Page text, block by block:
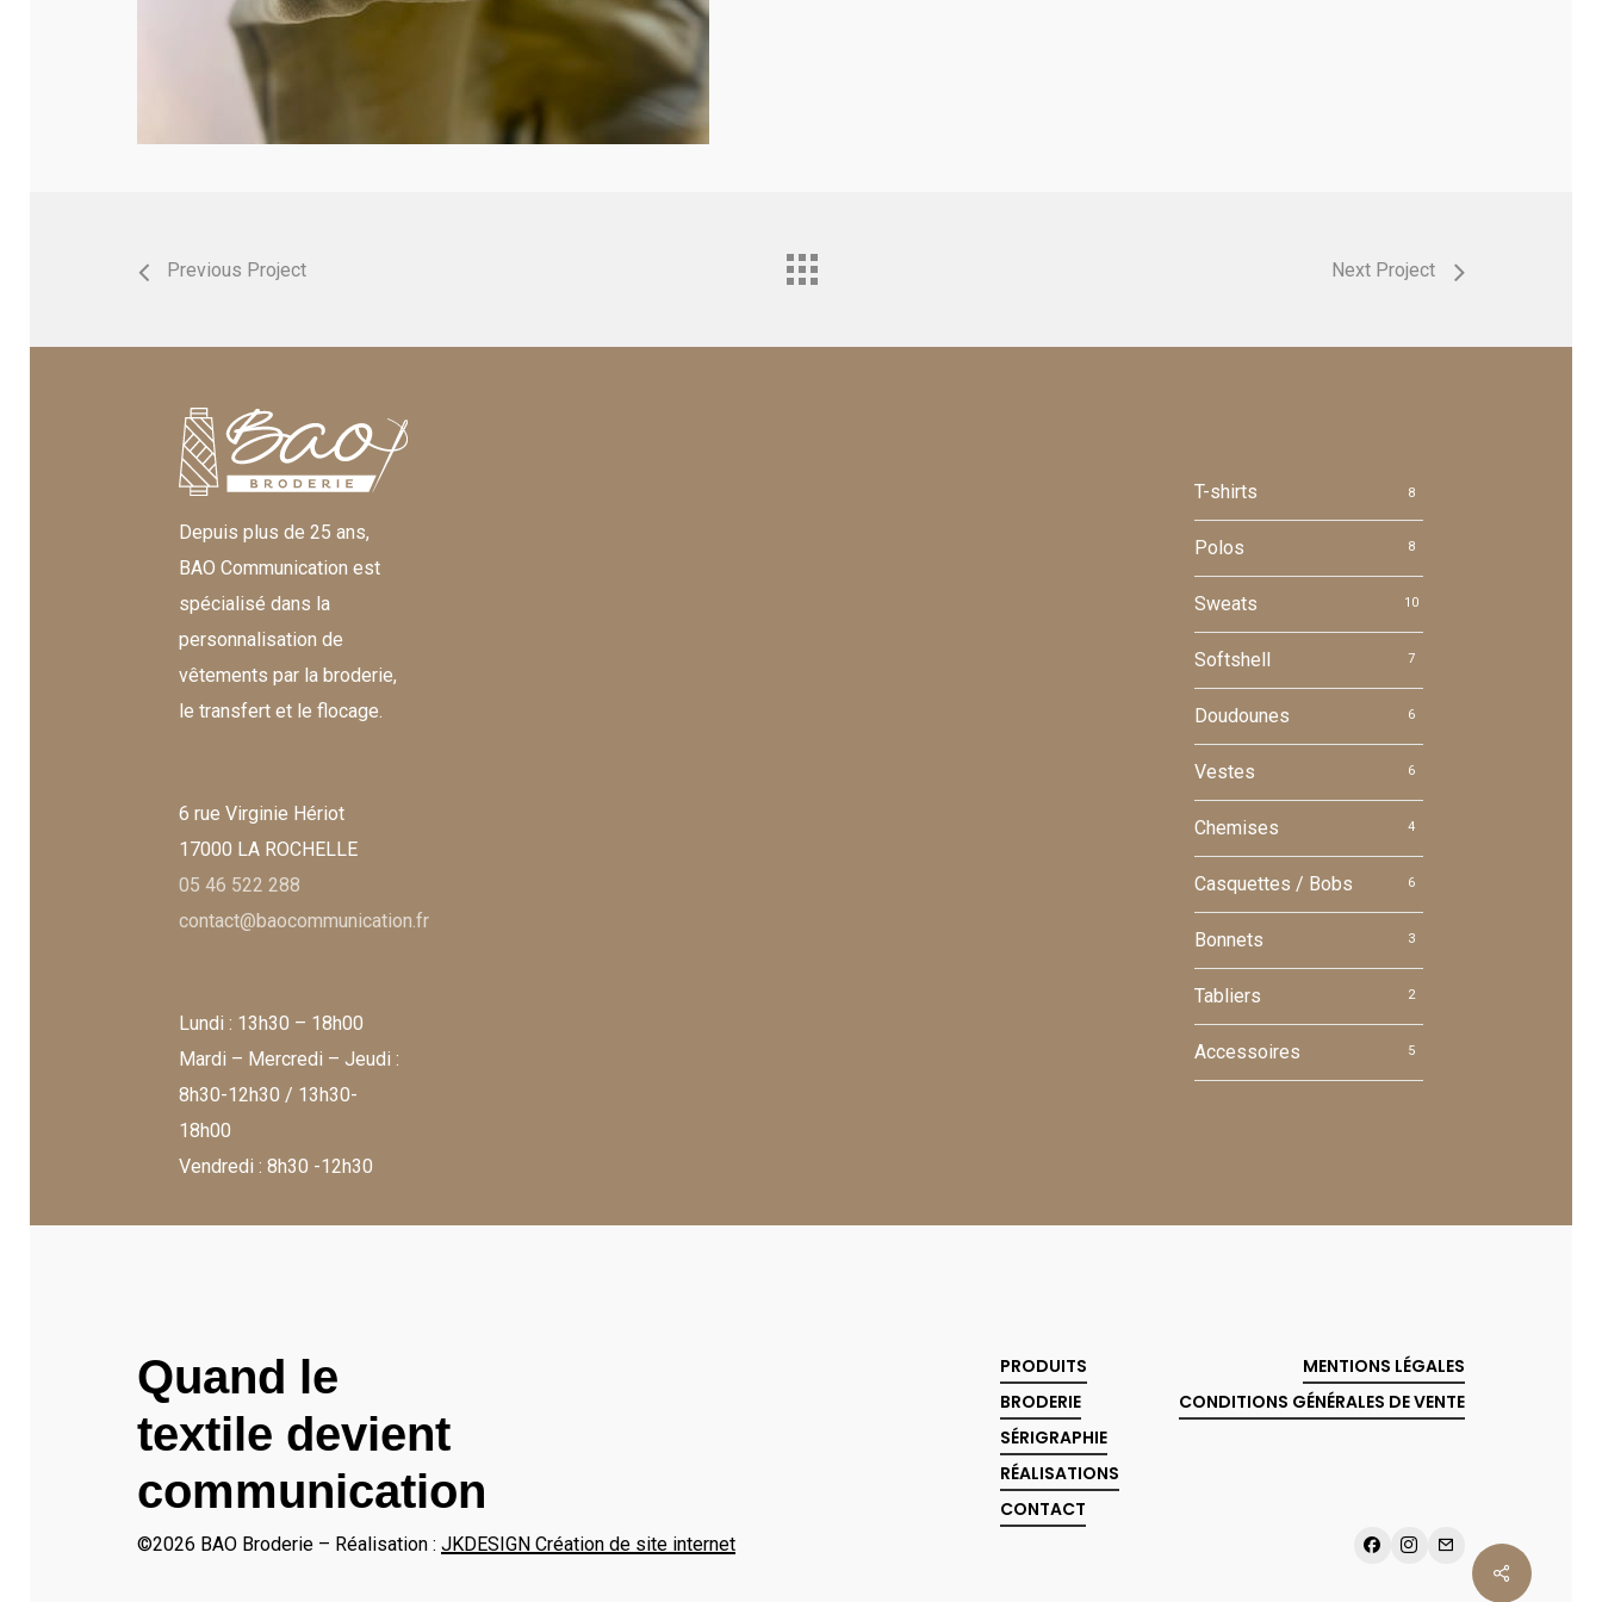
Previous Project Next Project
Depuis plus de 25 ans,
BAO Communication est
spécialisé dans la
personnalisation de
vêtements par la broderie,
le transfert et le flocage.
6 rue Virginie Hériot
17000 LA ROCHELLE
05 46 522 288
contact@baocommunication.fr
Lundi : 13h30 – 18h00
Mardi – Mercredi – Jeudi :
8h30-12h30 / 13h30-
18h00
Vendredi : 8h30 -12h30
T-shirts 8
Polos 8
Sweats 10
Softshell 7
Doudounes 6
Vestes 6
Chemises 4
Casquettes / Bobs 6
Bonnets 3
Tabliers 2
Accessoires 5
Quand le
textile devient
communication
PRODUITS
BRODERIE
SÉRIGRAPHIE
RÉALISATIONS
CONTACT
MENTIONS LÉGALES
CONDITIONS GÉNÉRALES DE VENTE
©2026 BAO Broderie – Réalisation :JKDESIGN Création de site internet
Share